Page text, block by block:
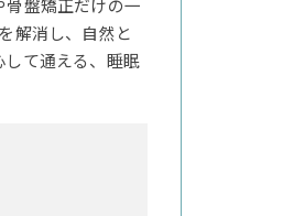
盤矯正だけの一
解消し、自然と
して通える、睡眠